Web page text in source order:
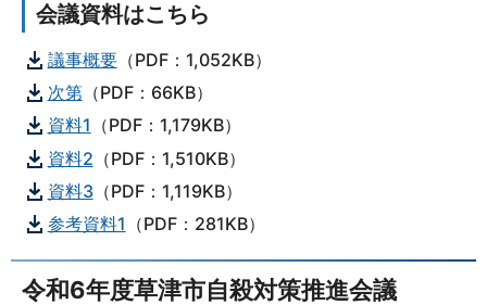
会議資料はこちら
議事概要（PDF：1,052KB）
次第（PDF：66KB）
資料1 （PDF：1,179KB）
資料2 （PDF：1,510KB）
資料3（PDF：1,119KB）
参考資料1 （PDF：281KB）
令和6年度草津市自殺対策推進会議